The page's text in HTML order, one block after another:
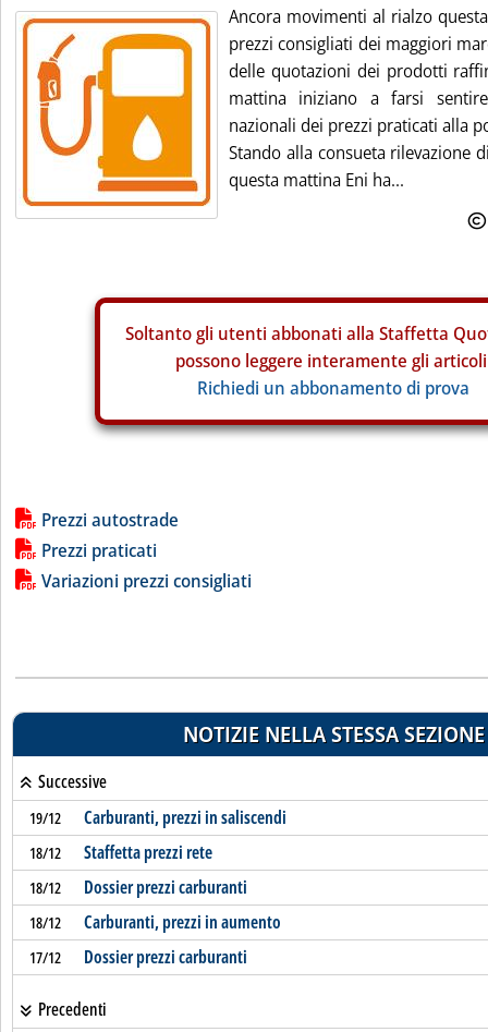
Ancora movimenti al rialzo
prezzi consigliati dei maggiori
delle quotazioni dei prodotti
mattina iniziano a farsi
nazionali dei prezzi praticati alla
Stando alla consueta rilevazione
questa mattina Eni ha...
Soltanto gli utenti abbonati alla Staffetta
possono leggere interamente gli
Richiedi un abbonamento di prova
Lista allegati PDF alla notizia
Prezzi autostrade
Prezzi praticati
Variazioni prezzi consigliati
NOTIZIE NELLA STESSA SEZIONE
Successive
19/12 Carburanti, prezzi in saliscendi
18/12 Staffetta prezzi rete
18/12 Dossier prezzi carburanti
18/12 Carburanti, prezzi in aumento
17/12 Dossier prezzi carburanti
Precedenti